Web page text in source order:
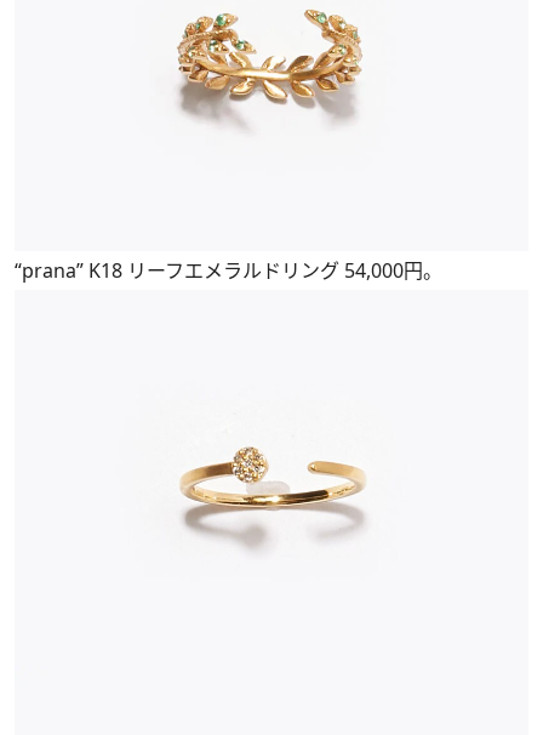
“prana” K18 リーフエメラルドリング 54,000円。